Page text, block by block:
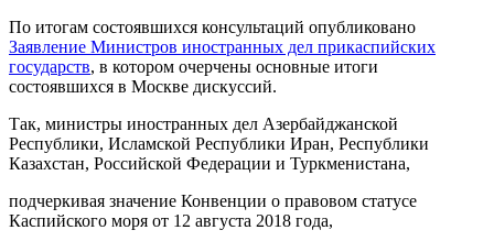
По итогам состоявшихся консультаций опубликовано
Заявление Министров иностранных дел прикаспийских
государств, в котором очерчены основные итоги
состоявшихся в Москве дискуссий.
Так, министры иностранных дел Азербайджанской
Республики, Исламской Республики Иран, Республики
Казахстан, Российской Федерации и Туркменистана,
подчеркивая значение Конвенции о правовом статусе
Каспийского моря от 12 августа 2018 года,